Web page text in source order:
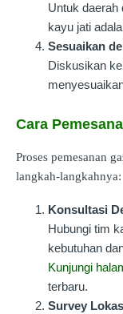
Untuk daerah
kayu jati
Sesuaikan
Diskusikan
Cara
Proses pemesanan
langkah-langkahnya:
Konsultasi
Hubungi tim
kebutuhan
Kunjungi
terbaru.
Survey